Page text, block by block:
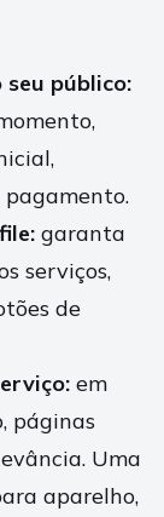
seu público:
pagamento.
garanta
serviços,
de
em
páginas
Uma
aparelho,